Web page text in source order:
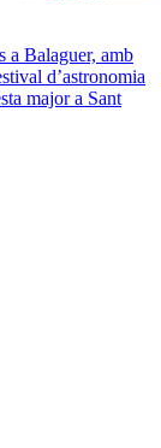
a Balaguer, amb
d’astronomia
major a Sant